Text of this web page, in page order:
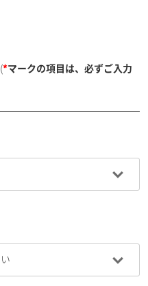
(*マークの項目は、必ずご入力